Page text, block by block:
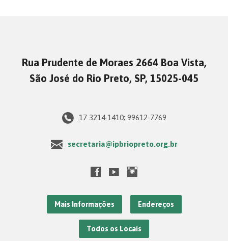
Rua Prudente de Moraes 2664 Boa Vista,
São José do Rio Preto, SP, 15025-045
17 3214-1410; 99612-7769
secretaria@ipbriopreto.org.br
Mais Informações Endereços
Todos os Locais